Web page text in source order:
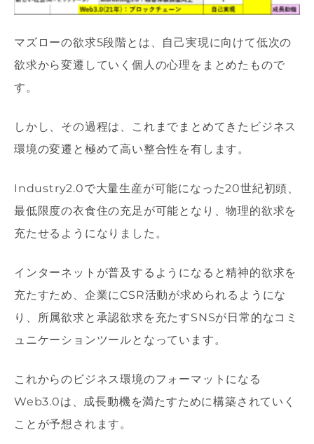
マズローの欲求5段階とは、自己実現に向けて低次の
欲求から変遷していく個人の心理をまとめたもので
す。
しかし、その過程は、これまでまとめてきたビジネス
環境の変遷と極めて高い整合性を有します。
Industry2.0で大量生産が可能になった20世紀初頭、
最低限度の衣食住の充足が可能となり、物理的欲求を
充たせるようになりました。
インターネットが普及するようになると精神的欲求を
充たすため、企業にCSR活動が求められるようにな
り、所属欲求と承認欲求を充たすSNSが日常的なコミ
ュニケーションツールとなっています。
これからのビジネス環境のフォーマットになる
Web3.0は、成長動機を満たすために構築されていく
ことが予想されます。